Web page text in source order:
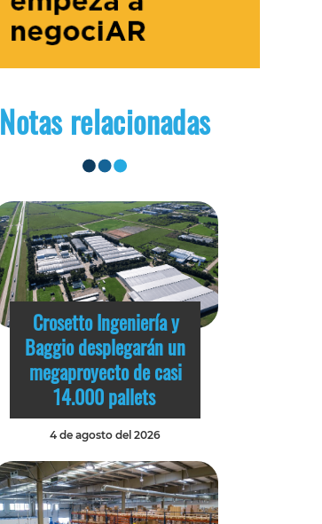
Notas relacionadas
Crosetto Ingeniería y
Baggio desplegarán un
megaproyecto de casi
14.000 pallets
4 de agosto del 2026